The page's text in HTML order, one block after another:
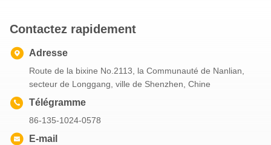
Contactez rapidement
Adresse
Route de la bixine No.2113, la Communauté de Nanlian,
secteur de Longgang, ville de Shenzhen, Chine
Télégramme
86-135-1024-0578
E-mail